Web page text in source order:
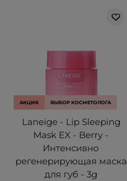
АКЦИЯ ВЫБОР КОСМЕТОЛОГА
Laneige - Lip Sleeping
Mask EX - Berry -
Интенсивно
регенерирующая маска
для губ - 3g